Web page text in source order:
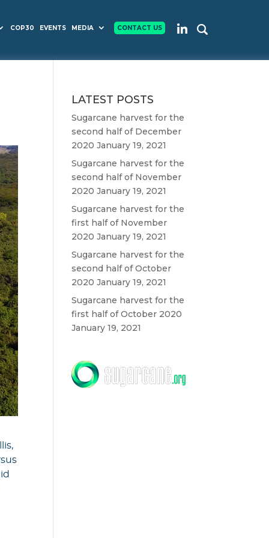
COP30 EVENTS MEDIA CONTACT US
LATEST POSTS
Sugarcane harvest for the
second half of December
2020 January 19, 2021
Sugarcane harvest for the
second half of November
2020 January 19, 2021
Sugarcane harvest for the
first half of November
2020 January 19, 2021
Sugarcane harvest for the
second half of October
2020 January 19, 2021
Sugarcane harvest for the
first half of October 2020
January 19, 2021